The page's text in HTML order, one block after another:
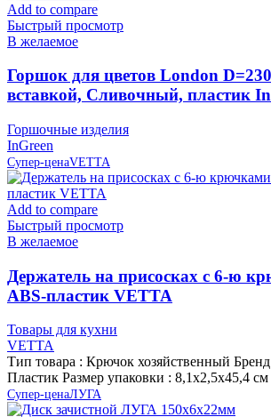
Add to compare
Быстрый просмотр
В желаемое
Горшок для цветов London
вставкой, Сливочный, пластик
Горшочные изделия
InGreen
Супер-ценаVETTA
Add to compare
Быстрый просмотр
В желаемое
Держатель на присосках с 6-ю
ABS-пластик VETTA
Товары для кухни
VETTA
Тип товара : Крючок хозяйственный
Пластик Размер упаковки : 8,1х2,5х45,4
Супер-ценаЛУГА